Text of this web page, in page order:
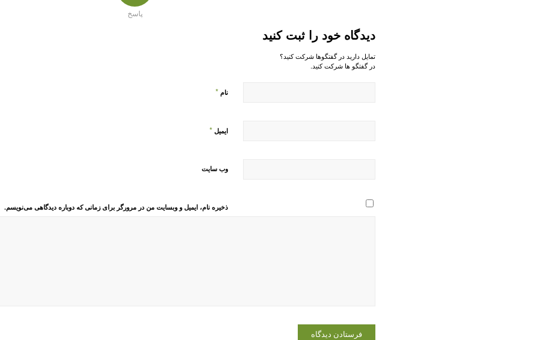
پاسخ
دیدگاه خود را ثبت کنید
تمایل دارید در گفتگوها شرکت کنید؟
در گفتگو ها شرکت کنید.
نام *
ایمیل *
وب‌ سایت
ذخیره نام، ایمیل و وبسایت من در مرورگر برای زمانی که دوباره دیدگاهی می‌نویسم.